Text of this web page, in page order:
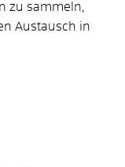
zu sammeln,
Austausch in